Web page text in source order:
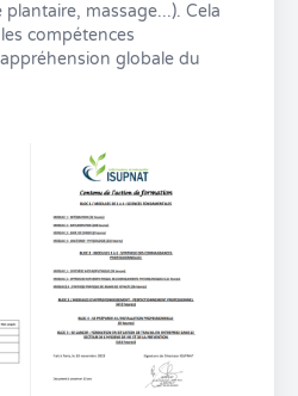
massage...). Cela
compétences
globale du